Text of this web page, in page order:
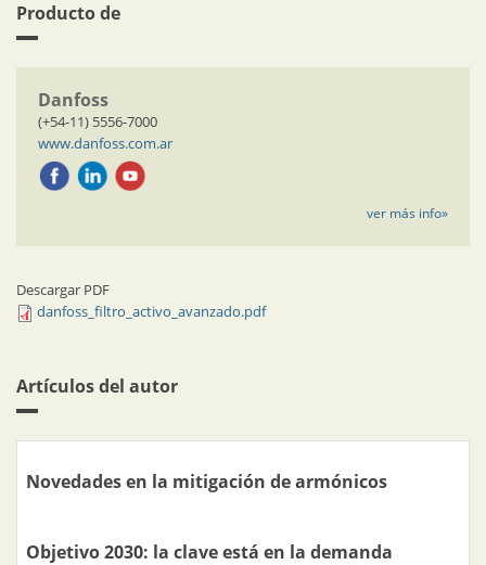
Producto de
Danfoss
(+54-11) 5556-7000
www.danfoss.com.ar
ver más info»
Descargar PDF
danfoss_filtro_activo_avanzado.pdf
Artículos del autor
Novedades en la mitigación de armónicos
Objetivo 2030: la clave está en la demanda